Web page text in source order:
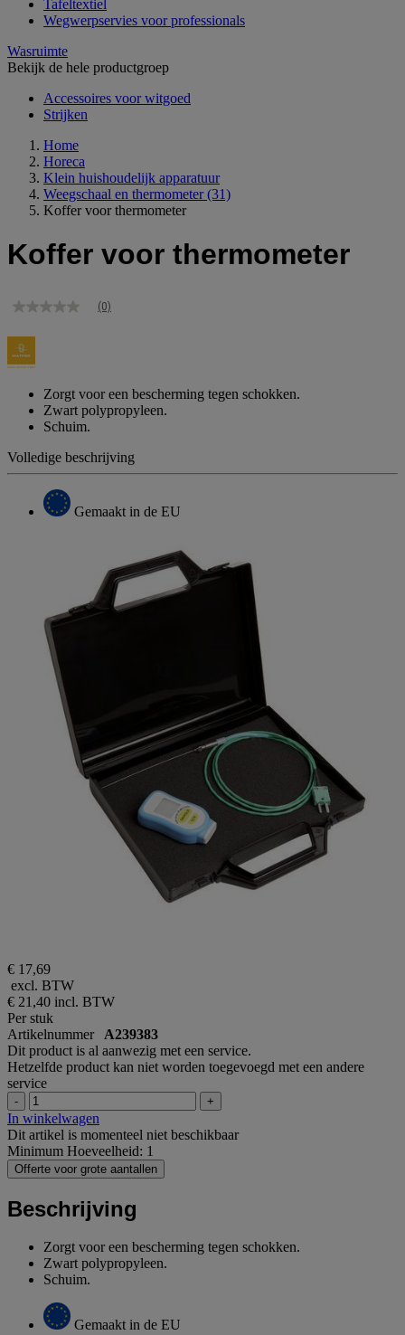
Tafeltextiel
Wegwerpservies voor professionals
Wasruimte
Bekijk de hele productgroep
Accessoires voor witgoed
Strijken
Home
Horeca
Klein huishoudelijk apparatuur
Weegschaal en thermometer (31)
Koffer voor thermometer
Koffer voor thermometer
Geen
Dezelfde
paginalink.
(0)
Zorgt voor een bescherming tegen schokken.
Zwart polypropyleen.
Schuim.
Volledige beschrijving
Gemaakt in de EU
€ 17,69
excl. BTW
€ 21,40 incl. BTW
Per stuk
Artikelnummer A239383
Dit product is al aanwezig met een service.
Hetzelfde product kan niet worden toegevoegd met een andere
service
- +
In winkelwagen
Dit artikel is momenteel niet beschikbaar
Minimum Hoeveelheid: 1
Offerte voor grote aantallen
Beschrijving
Zorgt voor een bescherming tegen schokken.
Zwart polypropyleen.
Schuim.
Gemaakt in de EU